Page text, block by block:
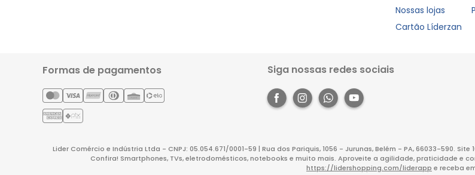
Nossas lojas
Cartão Líderzan
Formas de pagamentos Siga nossas redes sociais
Lider Comércio e Indústria Ltda - CNPJ: 05.054.671/0001-59 | Rua dos Pariquis, 1056 - Jurunas, Belém - PA, 66033-590.
Confira! Smartphones, TVs, eletrodomésticos, notebooks e muito mais. Aproveite a agilidade, praticidade e
https://lidershopping.com/liderapp e receba